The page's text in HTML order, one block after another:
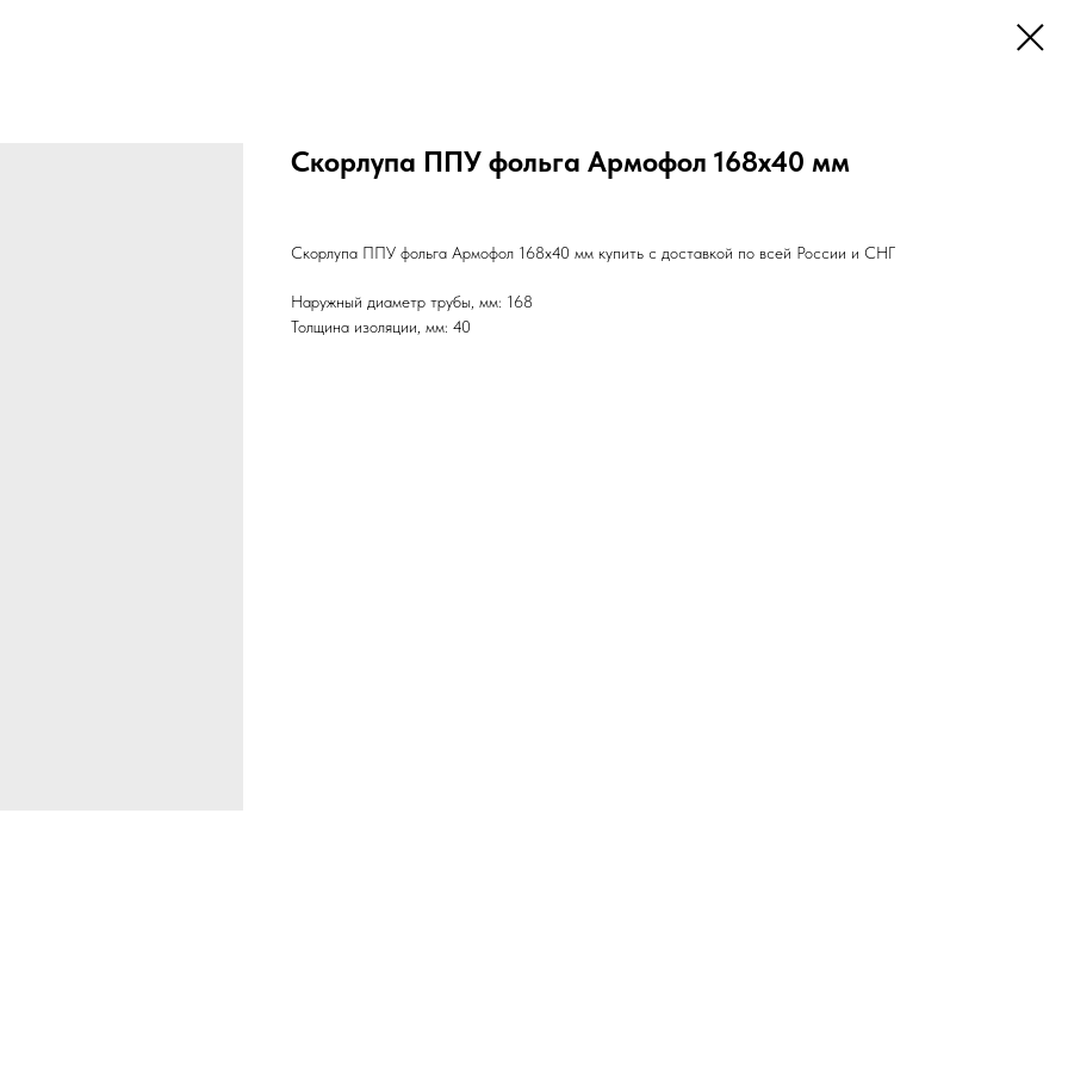
Скорлупа ППУ фольга Армофол 168х40 мм
Скорлупа ППУ фольга Армофол 168х40 мм купить с доставкой по всей России и СНГ
Наружный диаметр трубы, мм: 168
Толщина изоляции, мм: 40